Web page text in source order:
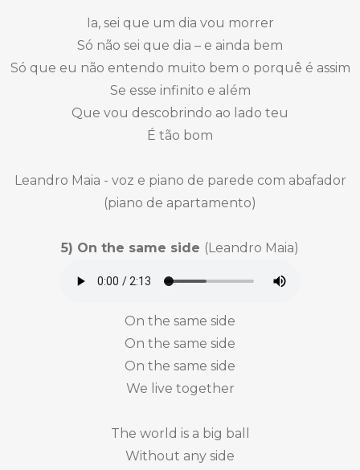
Ia, sei que um dia vou morrer
Só não sei que dia – e ainda bem
Só que eu não entendo muito bem o porquê é assim
Se esse infinito e além
Que vou descobrindo ao lado teu
É tão bom
Leandro Maia - voz e piano de parede com abafador
(piano de apartamento)
5) On the same side (Leandro Maia)
On the same side
On the same side
On the same side
We live together
The world is a big ball
Without any side